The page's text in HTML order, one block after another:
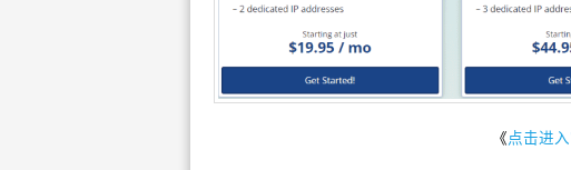
《点击进